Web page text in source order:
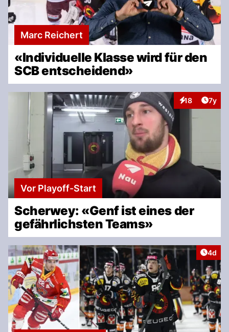
Marc Reichert
«Individuelle Klasse wird für den
SCB entscheidend»
18
Interaktionen
7y
Vor Playoff-Start
Scherwey: «Genf ist eines der
gefährlichsten Teams»
4d